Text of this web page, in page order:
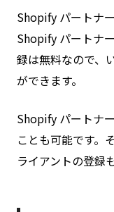
Shopify パートナ
Shopify パートナ
録は無料なので、
ができます。
Shopify パートナ
ことも可能です。
ライアントの登録